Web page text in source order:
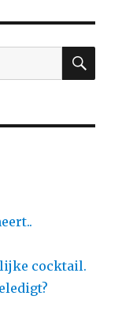
cocktail.